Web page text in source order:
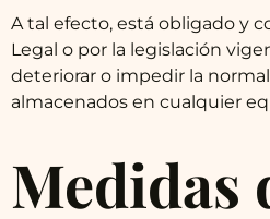
A tal efecto, está obligado y
Legal o por la legislación
deteriorar o impedir la
almacenados en cualquier
Medidas